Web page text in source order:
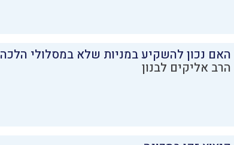
האם נכון להשקיע במניות שלא במסלולי הלכה
הרב אליקים לבנון